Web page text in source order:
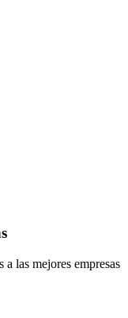
las mejores empresas